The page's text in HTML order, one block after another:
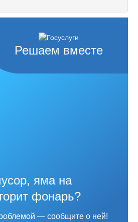
Решаем вместе
яма на
фонарь?
— сообщите о ней!